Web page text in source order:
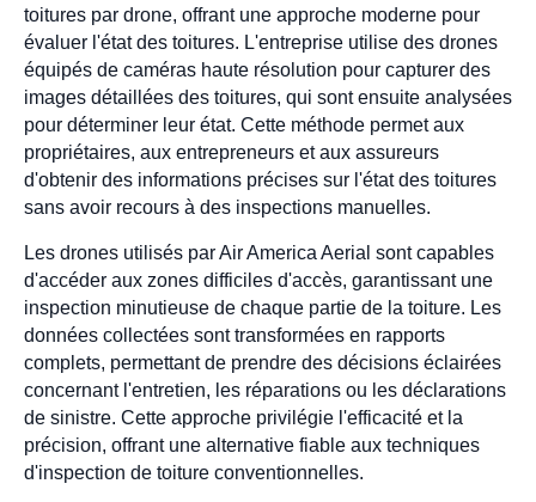
toitures par drone, offrant une approche moderne pour
évaluer l'état des toitures. L'entreprise utilise des drones
équipés de caméras haute résolution pour capturer des
images détaillées des toitures, qui sont ensuite analysées
pour déterminer leur état. Cette méthode permet aux
propriétaires, aux entrepreneurs et aux assureurs
d'obtenir des informations précises sur l'état des toitures
sans avoir recours à des inspections manuelles.
Les drones utilisés par Air America Aerial sont capables
d'accéder aux zones difficiles d'accès, garantissant une
inspection minutieuse de chaque partie de la toiture. Les
données collectées sont transformées en rapports
complets, permettant de prendre des décisions éclairées
concernant l'entretien, les réparations ou les déclarations
de sinistre. Cette approche privilégie l'efficacité et la
précision, offrant une alternative fiable aux techniques
d'inspection de toiture conventionnelles.